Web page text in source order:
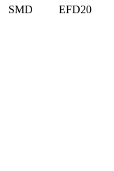
SMD EFD20